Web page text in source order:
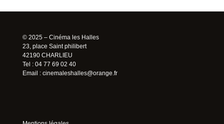
© 2025 – Cinéma les Halles
23, place Saint philibert
42190 CHARLIEU
Tel : 04 77 69 02 40
Email : cinemaleshalles@orange.fr